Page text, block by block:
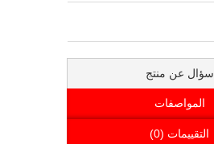
سؤال عن منتج
المواصفات
التقييمات (0)